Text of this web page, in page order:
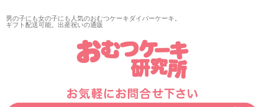
男の子にも女の子にも人気のおむつケーキダイパーケーキ。
ギフト配送可能。出産祝いの通販